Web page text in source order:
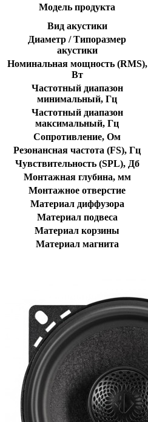
165
Модель продукта
Вид акустики
Диаметр / Типоразмер
акустики
Номинальная мощность (RMS),
Вт
Частотный диапазон
минимальный, Гц
Частотный диапазон
максимальный, Гц
Сопротивление, Ом
Резонансная частота (FS), Гц
Чувствительность (SPL), Дб
Монтажная глубина, мм
Монтажное отверстие
Материал диффузора
Материал подвеса
Материал корзины
Материал магнита